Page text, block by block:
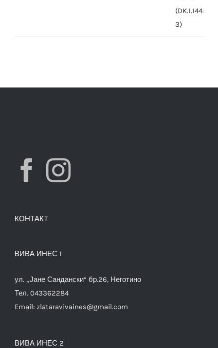
КОНТАКТ
ВИВА ИНЕС 1
ул. „Јане Сандански“ бр.26, Неготино
Тел. 043362284
Email: zlataravivaines@gmail.com
ВИВА ИНЕС 2